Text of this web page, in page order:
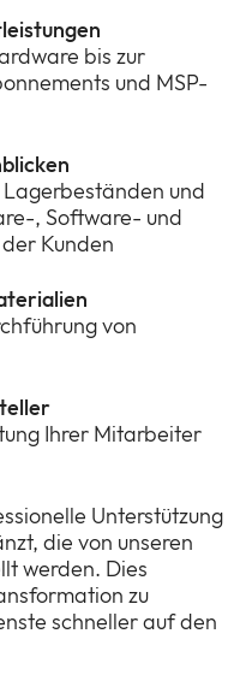
bis zur
und MSP-
und
, Software- und
Kunden
von
Ihrer Mitarbeiter
Unterstützung
die von unseren
werden. Dies
zu
schneller auf den